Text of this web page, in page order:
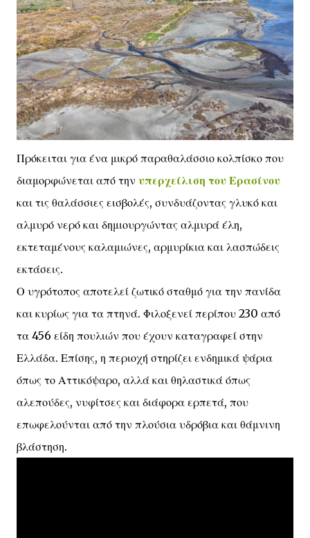
Πρόκειται για ένα μικρό παραθαλάσσιο κολπίσκο που
διαμορφώνεται από την υπερχείλιση του Ερασίνου
και τις θαλάσσιες εισβολές, συνδυάζοντας γλυκό και
αλμυρό νερό και δημιουργώντας αλμυρά έλη,
εκτεταμένους καλαμιώνες, αρμυρίκια και λασπώδεις
εκτάσεις.
Ο υγρότοπος αποτελεί ζωτικό σταθμό για την πανίδα
και κυρίως για τα πτηνά. Φιλοξενεί περίπου 230 από
τα 456 είδη πουλιών που έχουν καταγραφεί στην
Ελλάδα. Επίσης, η περιοχή στηρίζει ενδημικά ψάρια
όπως το Αττικόψαρο, αλλά και θηλαστικά όπως
αλεπούδες, νυφίτσες και διάφορα ερπετά, που
επωφελούνται από την πλούσια υδρόβια και θάμνινη
βλάστηση.